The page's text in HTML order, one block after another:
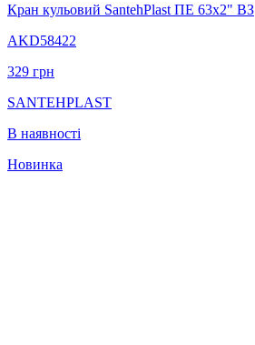
Кран кульовий SantehPlast ПЕ 63х2" ВЗ
AKD58422
329 грн
SANTEHPLAST
В наявності
Новинка